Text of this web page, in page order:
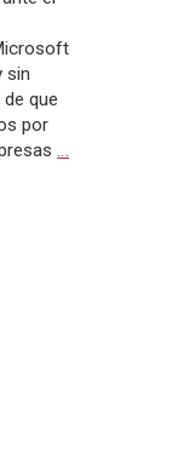
sin
que
por
…